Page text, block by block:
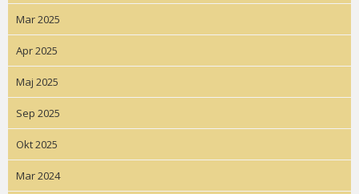
Mar 2025
Apr 2025
Maj 2025
Sep 2025
Okt 2025
Mar 2024